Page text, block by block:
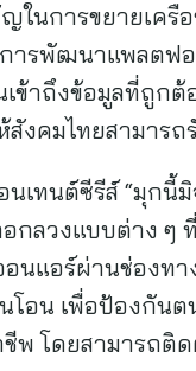
ในการขยายเค
ารพัฒนาแพลตฟอ
ข้าถึงข้อมูลที่ถูก
งคมไทยสามาร
เทนต์ซีรีส์ “มุก
ลวงแบบต่าง ๆ
อนแอร์ผ่านช่องท
โอน เพื่อป้องกัน
พ โดยสามารถ